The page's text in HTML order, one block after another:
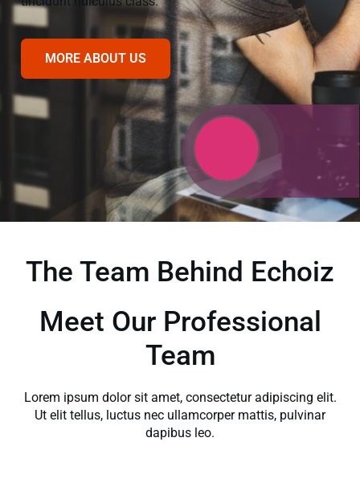
MORE ABOUT US
The Team Behind Echoiz
Meet Our Professional
Team
Lorem ipsum dolor sit amet, consectetur adipiscing elit.
Ut elit tellus, luctus nec ullamcorper mattis, pulvinar
dapibus leo.